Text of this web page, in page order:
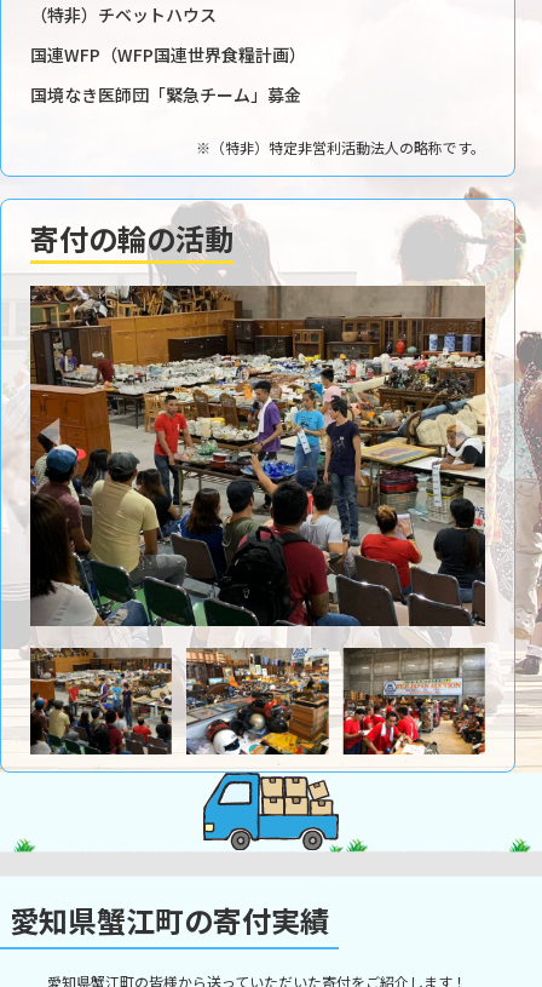
（特非）チベットハウス
国連WFP（WFP国連世界食糧計画）
国境なき医師団「緊急チーム」募金
※（特非）特定非営利活動法人の略称です。
寄付の輪の活動
愛知県蟹江町の寄付実績
愛知県蟹江町の皆様から送っていただいた寄付をご紹介します！